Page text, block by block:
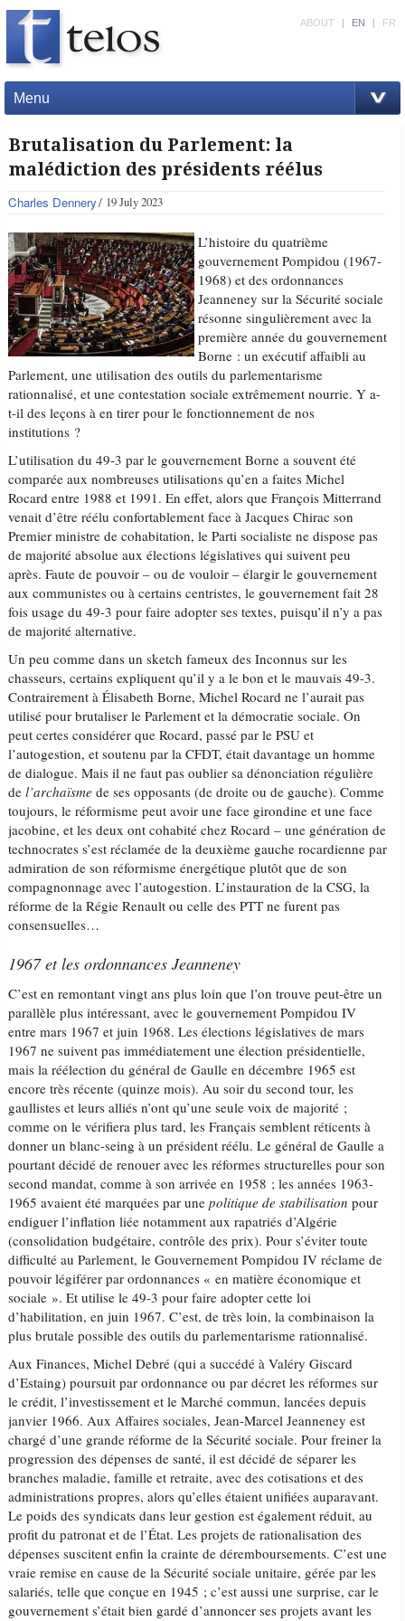
Menu
ABOUT | EN | FR
Brutalisation du Parlement: la
malédiction des présidents réélus
Charles Dennery 19 July 2023
L’histoire du quatrième
gouvernement Pompidou (1967-
1968) et des ordonnances
Jeanneney sur la Sécurité sociale
résonne singulièrement avec la
première année du gouvernement
Borne : un exécutif affaibli au
Parlement, une utilisation des outils du parlementarisme
rationnalisé, et une contestation sociale extrêmement nourrie. Y a-
t-il des leçons à en tirer pour le fonctionnement de nos
institutions ?
L’utilisation du 49-3 par le gouvernement Borne a souvent été
comparée aux nombreuses utilisations qu’en a faites Michel
Rocard entre 1988 et 1991. En effet, alors que François Mitterrand
venait d’être réélu confortablement face à Jacques Chirac son
Premier ministre de cohabitation, le Parti socialiste ne dispose pas
de majorité absolue aux élections législatives qui suivent peu
après. Faute de pouvoir – ou de vouloir – élargir le gouvernement
aux communistes ou à certains centristes, le gouvernement fait 28
fois usage du 49-3 pour faire adopter ses textes, puisqu’il n’y a pas
de majorité alternative.
Un peu comme dans un sketch fameux des Inconnus sur les
chasseurs, certains expliquent qu’il y a le bon et le mauvais 49-3.
Contrairement à Élisabeth Borne, Michel Rocard ne l’aurait pas
utilisé pour brutaliser le Parlement et la démocratie sociale. On
peut certes considérer que Rocard, passé par le PSU et
l’autogestion, et soutenu par la CFDT, était davantage un homme
de dialogue. Mais il ne faut pas oublier sa dénonciation régulière
del’archaïsme de ses opposants (de droite ou de gauche). Comme
toujours, le réformisme peut avoir une face girondine et une face
jacobine, et les deux ont cohabité chez Rocard – une génération de
technocrates s’est réclamée de la deuxième gauche rocardienne par
admiration de son réformisme énergétique plutôt que de son
compagnonnage avec l’autogestion. L’instauration de la CSG, la
réforme de la Régie Renault ou celle des PTT ne furent pas
consensuelles…
1967 et les ordonnances Jeanneney
C’est en remontant vingt ans plus loin que l’on trouve peut-être un
parallèle plus intéressant, avec le gouvernement Pompidou IV
entre mars 1967 et juin 1968. Les élections législatives de mars
1967 ne suivent pas immédiatement une élection présidentielle,
mais la réélection du général de Gaulle en décembre 1965 est
encore très récente (quinze mois). Au soir du second tour, les
gaullistes et leurs alliés n’ont qu’une seule voix de majorité ;
comme on le vérifiera plus tard, les Français semblent réticents à
donner un blanc-seing à un président réélu. Le général de Gaulle a
pourtant décidé de renouer avec les réformes structurelles pour son
second mandat, comme à son arrivée en 1958 ; les années 1963-
1965 avaient été marquées par unepolitique de stabilisation pour
endiguer l’inflation liée notamment aux rapatriés d’Algérie
(consolidation budgétaire, contrôle des prix). Pour s’éviter toute
difficulté au Parlement, le Gouvernement Pompidou IV réclame de
pouvoir légiférer par ordonnances « en matière économique et
sociale ». Et utilise le 49-3 pour faire adopter cette loi
d’habilitation, en juin 1967. C’est, de très loin, la combinaison la
plus brutale possible des outils du parlementarisme rationnalisé.
Aux Finances, Michel Debré (qui a succédé à Valéry Giscard
d’Estaing) poursuit par ordonnance ou par décret les réformes sur
le crédit, l’investissement et le Marché commun, lancées depuis
janvier 1966. Aux Affaires sociales, Jean-Marcel Jeanneney est
chargé d’une grande réforme de la Sécurité sociale. Pour freiner la
progression des dépenses de santé, il est décidé de séparer les
branches maladie, famille et retraite, avec des cotisations et des
administrations propres, alors qu’elles étaient unifiées auparavant.
Le poids des syndicats dans leur gestion est également réduit, au
profit du patronat et de l’État. Les projets de rationalisation des
dépenses suscitent enfin la crainte de déremboursements. C’est une
vraie remise en cause de la Sécurité sociale unitaire, gérée par les
salariés, telle que conçue en 1945 ; c’est aussi une surprise, car le
gouvernement s’était bien gardé d’annoncer ses projets avant les